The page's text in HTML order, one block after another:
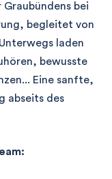
bei
begleitet von
laden
bewusste
Eine sanfte,
abseits des